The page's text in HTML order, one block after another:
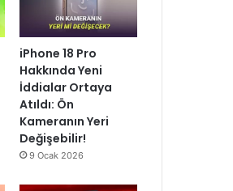
iPhone 18 Pro
Hakkında Yeni
İddialar Ortaya
Atıldı: Ön
Kameranın Yeri
Değişebilir!
9 Ocak 2026